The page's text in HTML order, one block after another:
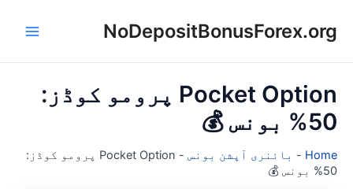
Pocket Option پرومو کوڈز:
بونس 💰
-بائنری آپشن بونس-
Pocket Option پرومو کوڈز: